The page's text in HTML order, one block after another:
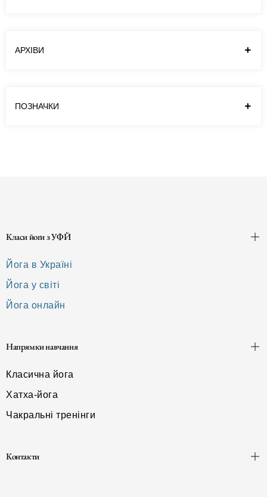
АРХІВИ
ПОЗНАЧКИ
Класи йоґи з УФЙ
Йога в Україні
Йога у світі
Йога онлайн
Напрямки навчання
Класична йога
Хатха-йога
Чакральні тренінги
Контакти